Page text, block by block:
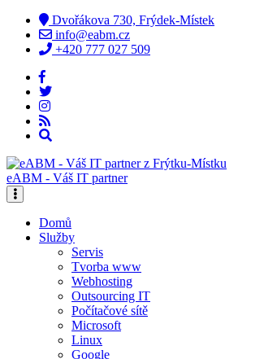
Dvořákova 730, Frýdek-Místek
info@eabm.cz
+420 777 027 509
eABM - Váš IT partner
Domů
Služby
Servis
Tvorba www
Webhosting
Outsourcing IT
Počítačové sítě
Microsoft
Linux
Google